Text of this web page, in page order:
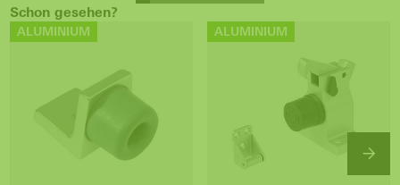
Schon gesehen?
ALUMINIUM ALUMINIUM